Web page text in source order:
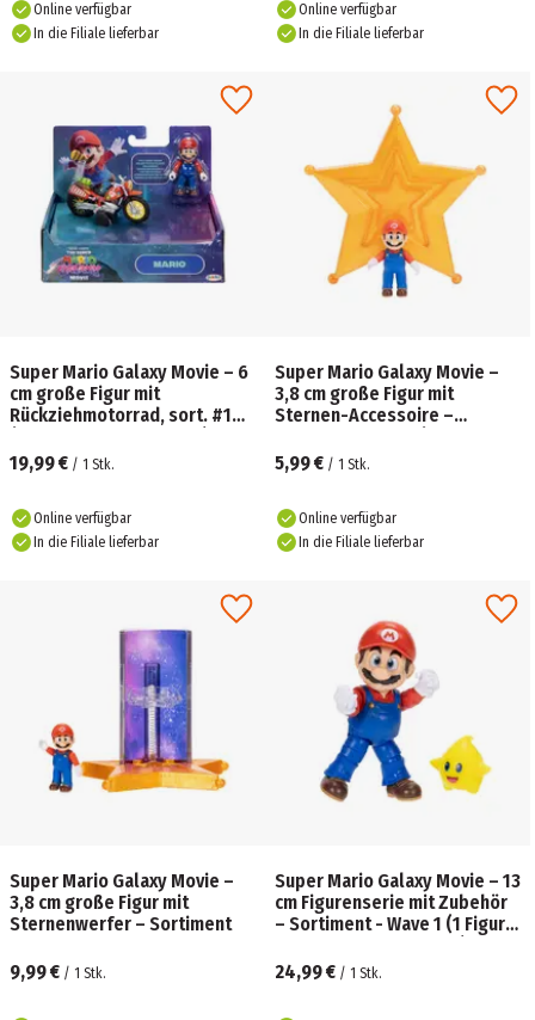
Online verfügbar
In die Filiale lieferbar
Online verfügbar
In die Filiale lieferbar
Super Mario Galaxy Movie – 6
cm große Figur mit
Rückziehmotorrad, sort. #1
19,99 € / 1 Stk.
Online verfügbar
In die Filiale lieferbar
Super Mario Galaxy Movie –
3,8 cm große Figur mit
Sternen-Accessoire –
Auswahl)
5,99 € / 1 Stk.
Online verfügbar
In die Filiale lieferbar
Super Mario Galaxy Movie –
3,8 cm große Figur mit
Sternenwerfer – Sortiment
9,99 € / 1 Stk.
Super Mario Galaxy Movie – 13
cm Figurenserie mit Zubehör
– Sortiment - Wave 1 (1 Figur -
24,99 € / 1 Stk.